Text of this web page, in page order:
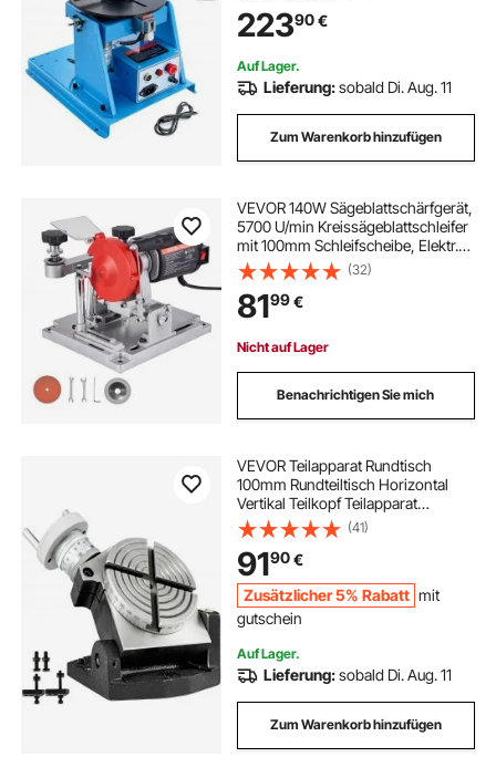
Dreibackenfutter zum Schneiden,
Schleifen, Montieren
22390€
Auf Lager.
Lieferung:sobald Di. Aug. 11
Zum Warenkorb hinzufügen
VEVOR 140W Sägeblattschärfgerät,
5700 U/min Kreissägeblattschleifer
mit 100mm Schleifscheibe, Elektr.
Schärfmaschine mit ±25°
Einstellwinkel für 90-400mm
Sägeblätter, Blattschärfer für
Holzbearbeitung
(32)
8199€
Nicht auf Lager
Benachrichtigen Sie mich
VEVOR Teilapparat Rundtisch
100mm Rundteiltisch Horizontal
Vertikal Teilkopf Teilapparat
schwenkbar zum Fräsen und
Bohren
(41)
9190€
Zusätzlicher 5% Rabatt mit
gutschein
Auf Lager.
Lieferung:sobald Di. Aug. 11
Zum Warenkorb hinzufügen